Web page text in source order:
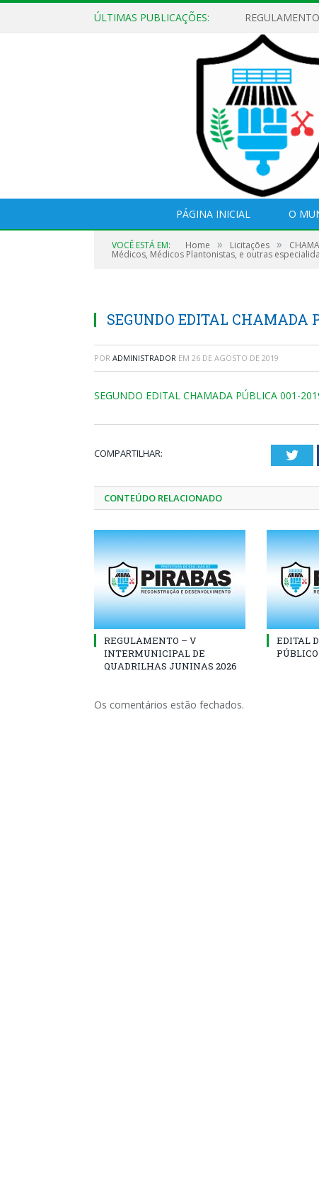
ÚLTIMAS PUBLICAÇÕES:
PÁGINA INICIAL O
VOCÊ ESTÁ EM: Home » Licitações »
Médicos, Médicos Plantonistas, e outras
SEGUNDO EDITAL CHAMADA
POR ADMINISTRADOR EM 26 DE AGOSTO DE 2019
SEGUNDO EDITAL CHAMADA PÚBLICA 001-
COMPARTILHAR:
CONTEÚDO RELACIONADO
REGULAMENTO – V
INTERMUNICIPAL DE
QUADRILHAS JUNINAS 2026
EDITAL
Os comentários estão fechados.